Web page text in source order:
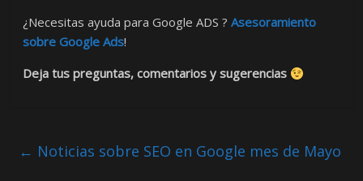
¿Necesitas ayuda para Google ADS ?Asesoramiento
sobre Google Ads!
Deja tus preguntas, comentarios y sugerencias
← Noticias sobre SEO en Google mes de Mayo